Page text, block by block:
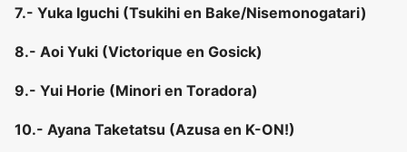
7.- Yuka Iguchi (Tsukihi en Bake/Nisemonogatari)
8.- Aoi Yuki (Victorique en Gosick)
9.- Yui Horie (Minori en Toradora)
10.- Ayana Taketatsu (Azusa en K-ON!)